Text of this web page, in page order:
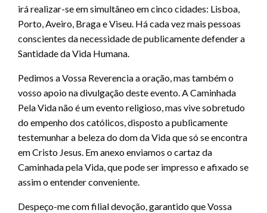
irá realizar-se em simultâneo em cinco cidades: Lisboa,
Porto, Aveiro, Braga e Viseu. Há cada vez mais pessoas
conscientes da necessidade de publicamente defender a
Santidade da Vida Humana.
Pedimos a Vossa Reverencia a oração, mas também o
vosso apoio na divulgação deste evento. A Caminhada
Pela Vida não é um evento religioso, mas vive sobretudo
do empenho dos católicos, disposto a publicamente
testemunhar a beleza do dom da Vida que só se encontra
em Cristo Jesus. Em anexo enviamos o cartaz da
Caminhada pela Vida, que pode ser impresso e afixado se
assim o entender conveniente.
Despeço-me com filial devoção, garantido que Vossa